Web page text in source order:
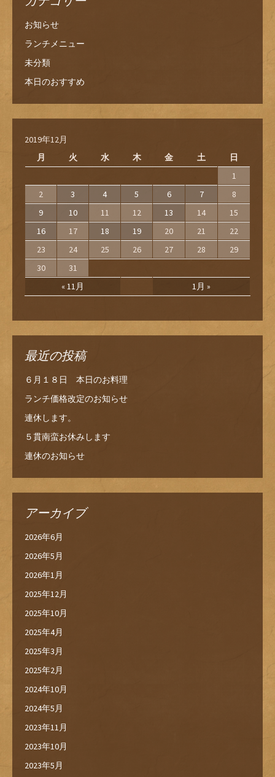
お知らせ
ランチメニュー
未分類
本日のおすすめ
2019年12月
月
火 水 木 金 土 日
« 11月 1月 »
1
2
3 4 5 6 7
8
9
10 11 12 13 14
15
16
17 18 19 20 21
22
23
24 25 26 27 28
29
30
31
最近の投稿
６月１８日 本日のお料理
ランチ価格改定のお知らせ
連休します。
５貫南蛮お休みします
連休のお知らせ
アーカイブ
2026年6月
2026年5月
2026年1月
2025年12月
2025年10月
2025年4月
2025年3月
2025年2月
2024年10月
2024年5月
2023年11月
2023年10月
2023年5月